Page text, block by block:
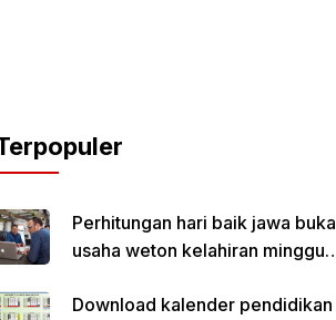
Perhitungan hari baik jawa buka
usaha weton kelahiran minggu
Download kalender pendidikan